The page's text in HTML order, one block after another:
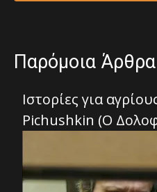
Παρόμοια Άρθρα
Ιστορίες για
Pichushkin (Ο